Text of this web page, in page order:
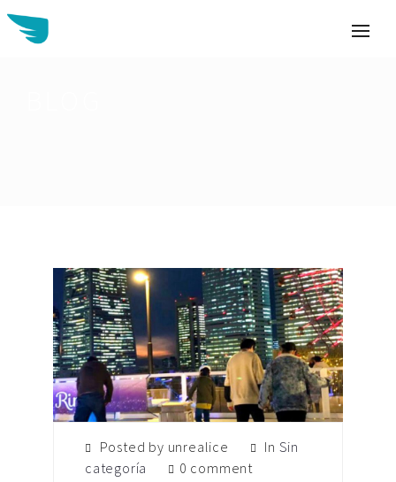
Posted by unrealice In Sin
categoría
0 comment